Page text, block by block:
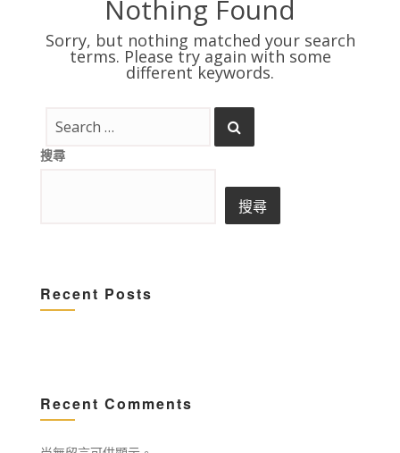
Nothing Found
Sorry, but nothing matched your search
terms. Please try again with some
different keywords.
搜尋
搜尋
Recent Posts
Recent Comments